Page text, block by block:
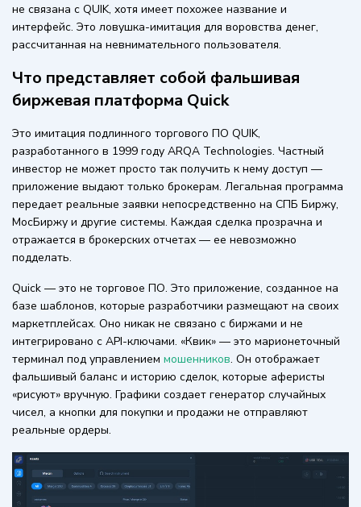
не связана с QUIK, хотя имеет похожее название и
интерфейс. Это ловушка-имитация для воровства денег,
рассчитанная на невнимательного пользователя.
Что представляет собой фальшивая
биржевая платформа Quick
Это имитация подлинного торгового ПО QUIK,
разработанного в 1999 году ARQA Technologies. Частный
инвестор не может просто так получить к нему доступ —
приложение выдают только брокерам. Легальная программа
передает реальные заявки непосредственно на СПБ Биржу,
МосБиржу и другие системы. Каждая сделка прозрачна и
отражается в брокерских отчетах — ее невозможно
подделать.
Quick — это не торговое ПО. Это приложение, созданное на
базе шаблонов, которые разработчики размещают на своих
маркетплейсах. Оно никак не связано с биржами и не
интегрировано с API-ключами. «Квик» — это марионеточный
терминал под управлением мошенников. Он отображает
фальшивый баланс и историю сделок, которые аферисты
«рисуют» вручную. Графики создает генератор случайных
чисел, а кнопки для покупки и продажи не отправляют
реальные ордеры.